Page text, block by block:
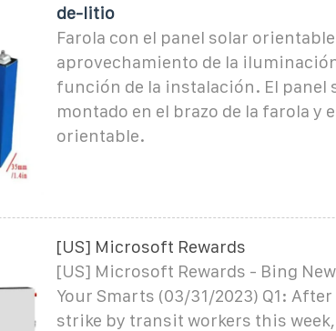
de-litio
Farola con el panel solar
aprovechamiento de la
función de la instalación. El panel
montado en el brazo de la farola y
orientable.
[US] Microsoft Rewards
[US] Microsoft Rewards - Bing
Your Smarts (03/31/2023) Q1:
strike by transit workers this